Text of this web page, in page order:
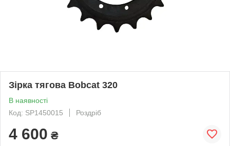
Зірка тягова Bobcat 320
В наявності
Код: SP1450015
Роздріб
4 600 ₴